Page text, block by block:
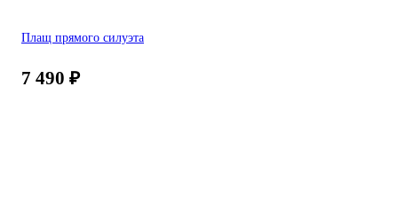
Плащ прямого силуэта
7 490 ₽